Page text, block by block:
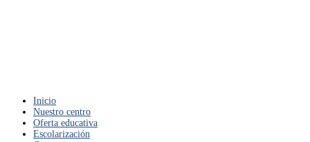
Inicio
Nuestro centro
Oferta educativa
Escolarización